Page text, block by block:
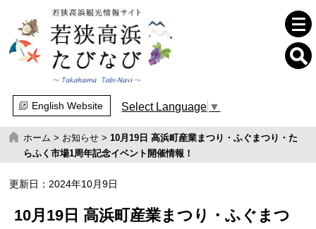
English Website Select Language ▼
ホーム > お知らせ >10月19日 高浜町産業まつり・ふぐまつり・た
らふく市場1周年記念イベント開催情報！
更新日：2024年10月9日
10月19日 高浜町産業まつり・ふぐまつ